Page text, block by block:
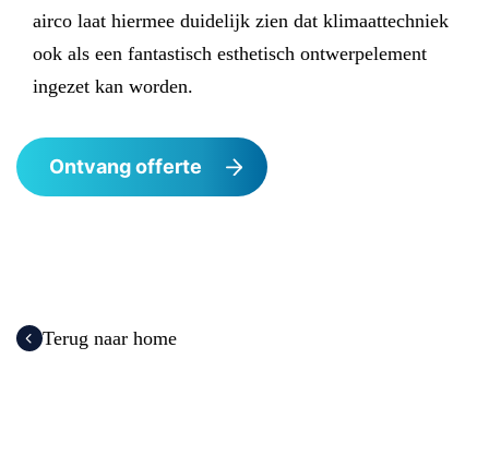
airco laat hiermee duidelijk zien dat klimaattechniek
ook als een fantastisch esthetisch ontwerpelement
ingezet kan worden.
Ontvang offerte
Terug naar home